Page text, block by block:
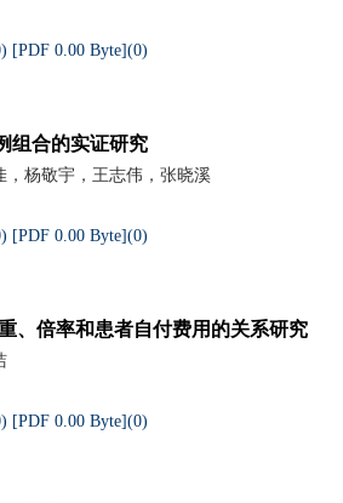
) [PDF 0.00 Byte](0)
组合的实证研究
，杨敬宇，王志伟，张晓溪
) [PDF 0.00 Byte](0)
、倍率和患者自付费用的关系研究
) [PDF 0.00 Byte](0)